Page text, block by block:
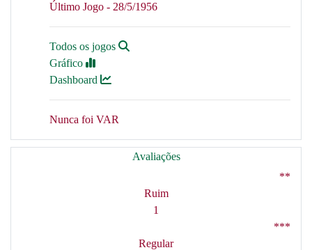
Último Jogo - 28/5/1956
Todos os jogos
Gráfico
Dashboard
Nunca foi VAR
Avaliações
**
Ruim
1
***
Regular